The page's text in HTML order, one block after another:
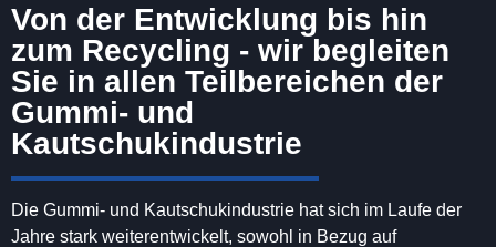
Von der Entwicklung bis hin
zum Recycling - wir begleiten
Sie in allen Teilbereichen der
Gummi- und
Kautschukindustrie
Die Gummi- und Kautschukindustrie hat sich im Laufe der
Jahre stark weiterentwickelt, sowohl in Bezug auf